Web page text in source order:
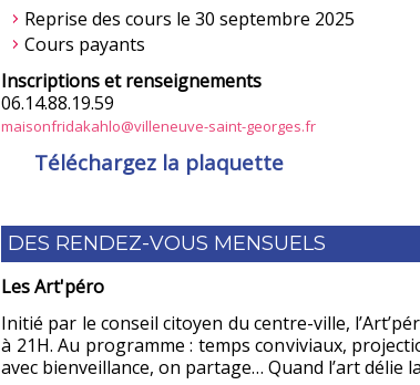
Reprise des cours le 30 septembre 2025
Cours payants
Inscriptions et renseignements
06.14.88.19.59
maisonfridakahlo@villeneuve-saint-georges.fr
Téléchargez la plaquette
DES RENDEZ-VOUS MENSUELS
Les Art'péro
Initié par le conseil citoyen du centre-ville,
à 21H. Au programme : temps conviviaux,
avec bienveillance, on partage… Quand l’art délie